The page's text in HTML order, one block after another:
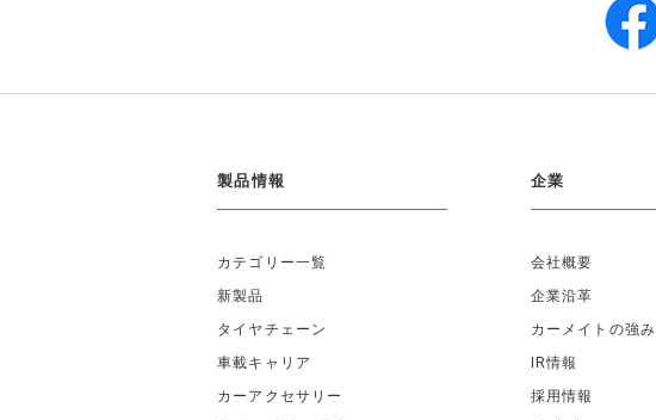
製品情報
カテゴリー一覧
新製品
タイヤチェーン
車載キャリア
カーアクセサリー
企業
会社概要
企業沿革
カーメイトの強み
IR情報
採用情報